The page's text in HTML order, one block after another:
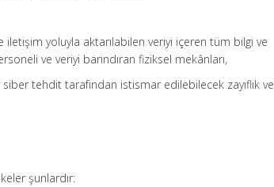
iletişim yoluyla aktarılabilen veriyi içeren tüm bilgi ve
ve veriyi barındıran fiziksel mekânları,
tehdit tarafından istismar edilebilecek zayıflık ve
şunlardır: